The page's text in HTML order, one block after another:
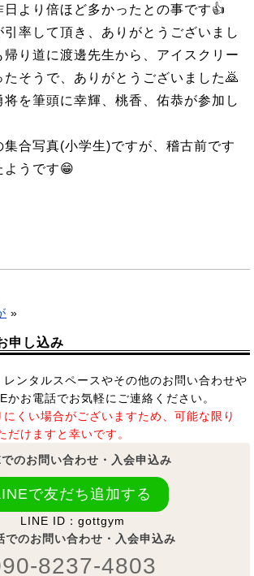
より倍ほど多かったとの事です👍
率して頂き、ありがとうございまし
帰り道に渡邊先生から、アイスクリー
たそうで、ありがとうございました🙇
を筆頭に幸輝、桃香、佑恭が参加し
合写真(小学生)ですが、稽古前です
ようです😁
»
申し込み
ンタルスペースやその他のお問い合わせや
かお電話でお気軽にご連絡ください。
くい場合がございますため、可能な限り
だけますと幸いです。
のお問い合わせ・入会申込み
で友だち追加する
LINE ID：gottgym
でのお問い合わせ・入会申込み
8237-4803